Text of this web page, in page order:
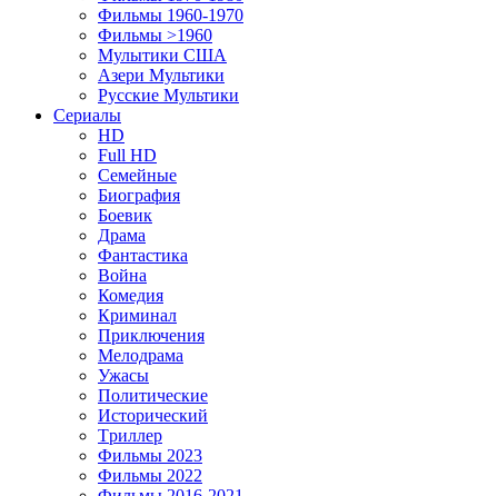
Фильмы 1960-1970
Фильмы >1960
Мулытики США
Азери Мультики
Русские Мультики
Сериалы
HD
Full HD
Семейные
Биография
Боевик
Драма
Фантастика
Война
Комедия
Криминал
Приключения
Мелодрама
Ужасы
Политические
Исторический
Tриллер
Фильмы 2023
Фильмы 2022